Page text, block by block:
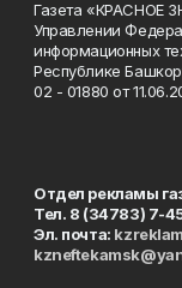
Газета «КРАСНОЕ
Управлении
информационных
Республике
02 - 01880 от
Отдел рекламы
Тел. 8 (34783) 7-
Эл. почта: